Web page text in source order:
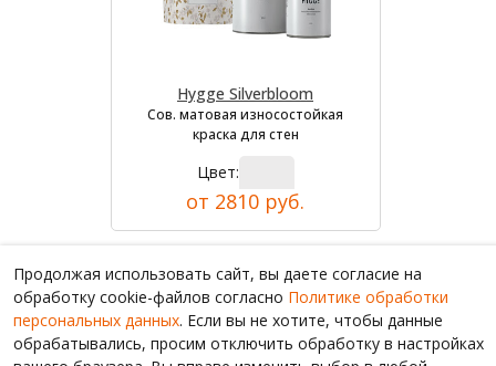
Hygge Silverbloom
Сов. матовая износостойкая
краска для стен
Цвет:
от 2810 руб.
Продолжая использовать сайт, вы даете согласие на
обработку cookie-файлов согласно Политике обработки
персональных данных. Если вы не хотите, чтобы данные
обрабатывались, просим отключить обработку в настройках